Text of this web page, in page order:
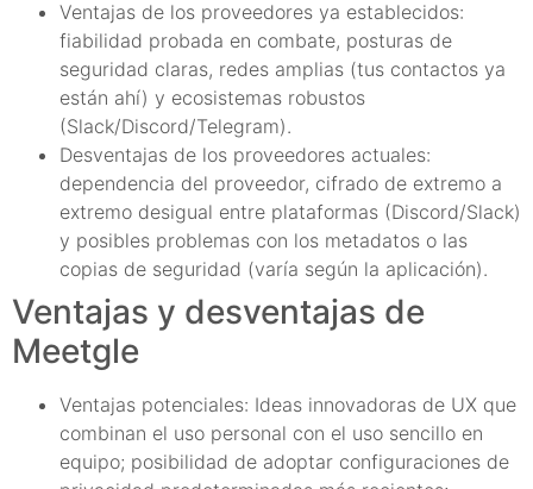
Ventajas de los proveedores ya establecidos:
fiabilidad probada en combate, posturas de
seguridad claras, redes amplias (tus contactos ya
están ahí) y ecosistemas robustos
(Slack/Discord/Telegram).
Desventajas de los proveedores actuales:
dependencia del proveedor, cifrado de extremo a
extremo desigual entre plataformas (Discord/Slack)
y posibles problemas con los metadatos o las
copias de seguridad (varía según la aplicación).
Ventajas y desventajas de
Meetgle
Ventajas potenciales: Ideas innovadoras de UX que
combinan el uso personal con el uso sencillo en
equipo; posibilidad de adoptar configuraciones de